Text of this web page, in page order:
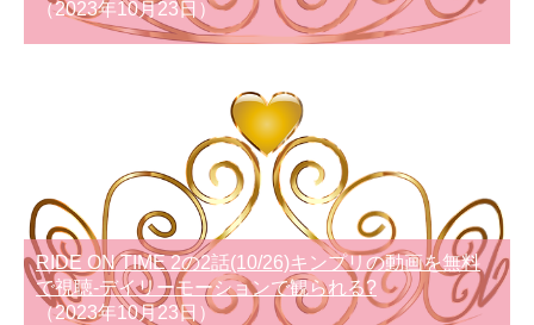
（2023年10月23日）
RIDE ON TIME 2の2話(10/26)キンプリの動画を無料
で視聴-デイリーモーションで観られる?
（2023年10月23日）